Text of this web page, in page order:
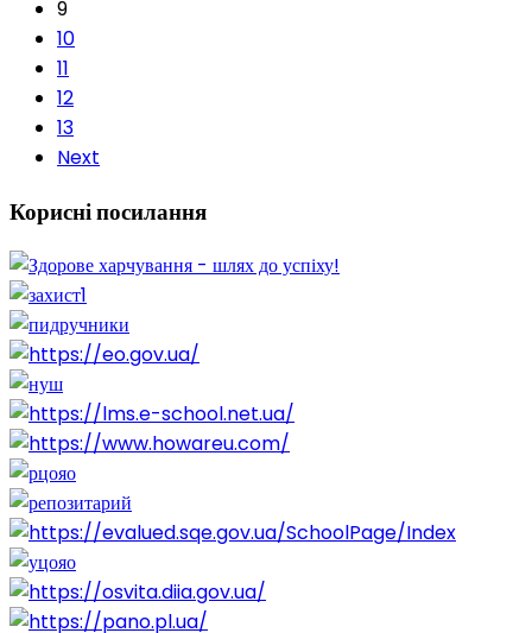
9
10
11
12
13
Next
Корисніпосилання